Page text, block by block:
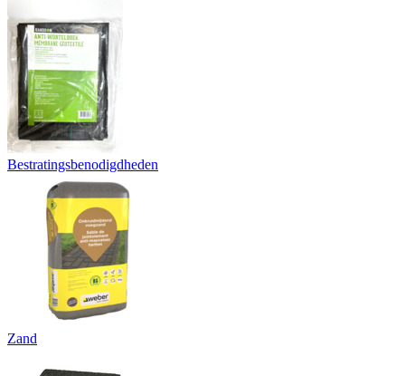
Bestratingsbenodigdheden
Zand